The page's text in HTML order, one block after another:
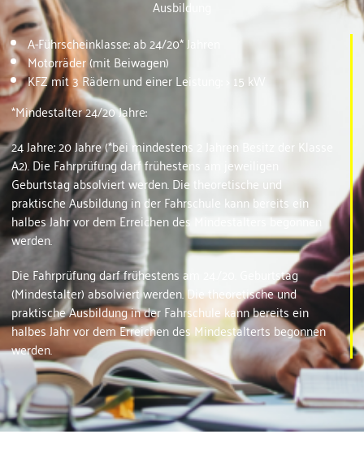
Ausbildung
A-Führscheinklasse: ab 24/20* Jahren
Motorräder (mit Beiwagen)
KFZ mit 3 Rädern und einer Leistung: > 15 kW
*Mindestalter 24/20 Jahre:
24 Jahre; 20 Jahre (*bei mindestens 2 Jahren Besitz der Klasse
A2). Die Fahrprüfung darf frühestens am jeweiligen
Geburtstag absolviert werden. Die theoretische und
praktische Ausbildung in der Fahrschule kann bereits ein
halbes Jahr vor dem Erreichen des Mindestalters begonnen
werden.
Die Fahrprüfung darf frühestens am 24./20. Geburtstag
(Mindestalter) absolviert werden. Die theoretische und
praktische Ausbildung in der Fahrschule kann bereits ein
halbes Jahr vor dem Erreichen des Mindestalterts begonnen
werden.